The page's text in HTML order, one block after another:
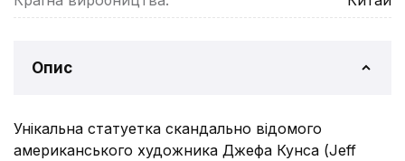
Опис
Унікальна статуетка скандально відомого
американського художника Джефа Кунса (Jeff